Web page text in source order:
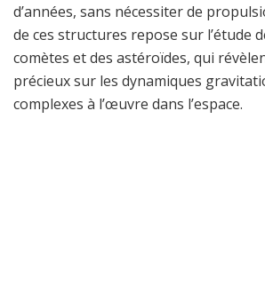
d’années, sans nécessiter de
de ces structures repose sur l’étude
comètes et des astéroïdes, qui
précieux sur les dynamiques
complexes à l’œuvre dans l’espace.